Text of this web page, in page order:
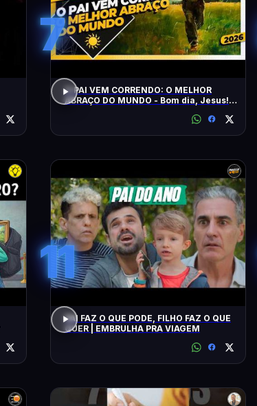
7
O PAI VEM CORRENDO: O MELHOR
ABRAÇO DO MUNDO - Bom dia, Jesus!
11
PAI FAZ O QUE PODE, FILHO FAZ O QUE
QUER | EMBRULHA PRA VIAGEM